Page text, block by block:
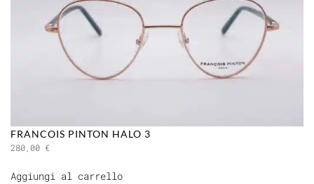
FRANCOIS PINTON HALO 3
280,00 €
Aggiungi al carrello